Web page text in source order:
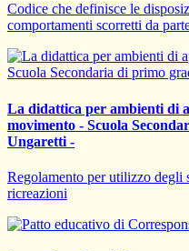
Codice che definisce le
comportamenti scorretti da
La didattica per ambienti di
movimento - Scuola
Ungaretti -
Regolamento per utilizzo degli
ricreazioni